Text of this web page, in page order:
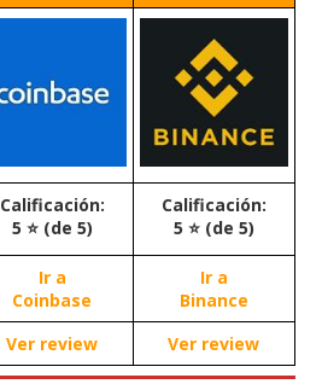
Calificación:
5 ⭐ (de 5)
Calificación:
5 ⭐ (de 5)
Ir a
Coinbase
Ir a
Binance
Ver review Ver review